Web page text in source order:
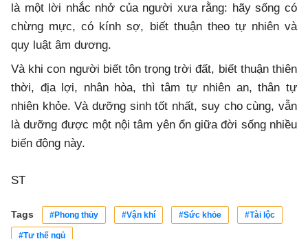
là một lời nhắc nhở của người xưa rằng: hãy sống có
chừng mực, có kính sợ, biết thuận theo tự nhiên và
quy luật âm dương.
Và khi con người biết tôn trọng trời đất, biết thuận thiên
thời, địa lợi, nhân hòa, thì tâm tự nhiên an, thân tự
nhiên khỏe. Và dưỡng sinh tốt nhất, suy cho cùng, vẫn
là dưỡng được một nội tâm yên ổn giữa đời sống nhiều
biến động này.
ST
Tags #Phong thủy #Vận khí #Sức khỏe #Tài lộc
#Tư thế ngủ